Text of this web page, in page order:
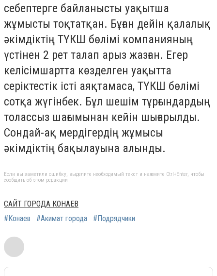
себептерге байланысты уақытша
жұмысты тоқтатқан. Бұған дейін қалалық
әкімдіктің ТҮКШ бөлімі компанияның
үстінен 2 рет талап арыз жазған. Егер
келісімшартта көзделген уақытта
серіктестік істі аяқтамаса, ТҮКШ бөлімі
сотқа жүгінбек. Бұл шешім тұрғындардың
толассыз шағымынан кейін шығарылды.
Сондай-ақ мердігердің жұмысы
әкімдіктің бақылауына алынды.
Если вы заметили ошибку, выделите необходимый текст и нажмите Ctrl+Enter, чтобы
сообщить об этом редакции
САЙТ ГОРОДА КОНАЕВ
#Конаев
#Акимат города #Подрядчики